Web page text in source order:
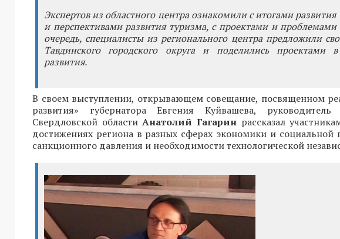
Экспертов из областного центра ознакомили с итогами
и перспективами развития туризма, с проектами и
очередь, специалисты из регионального центра предложили
Тавдинского городского округа и поделились проектами
развития.
В своем выступлении, открывающем совещание, посвященном
развития» губернатора Евгения Куйвашева,
Свердловской областиАнатолий Гагарин рассказал
достижениях региона в разных сферах экономики и социальной
санкционного давления и необходимости технологической